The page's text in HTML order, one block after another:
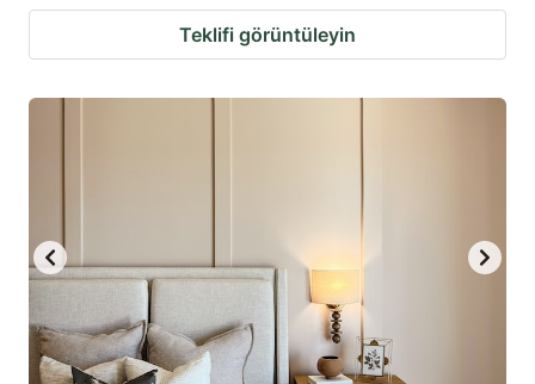
Teklifi görüntüleyin